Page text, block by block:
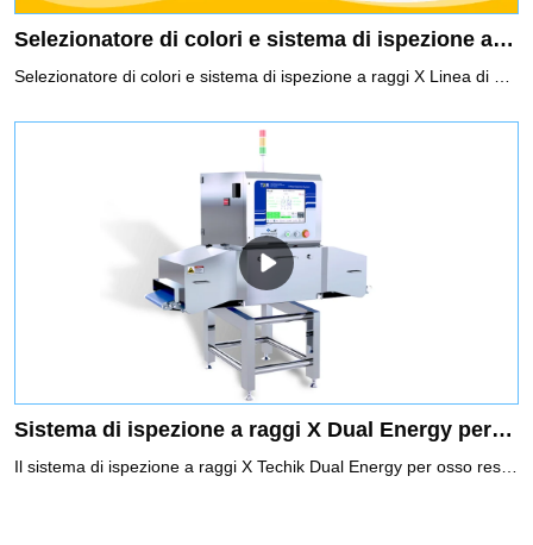
Selezionatore di colori e sistema di ispezione a raggi X Linea di produzione intelligente per semi di zucca
Sistema di ispezione a raggi X Dual Energy per osso residuo per l'industria alimentare